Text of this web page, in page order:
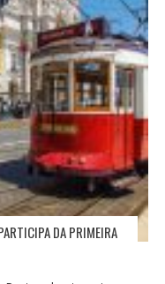
DA PRIMEIRA